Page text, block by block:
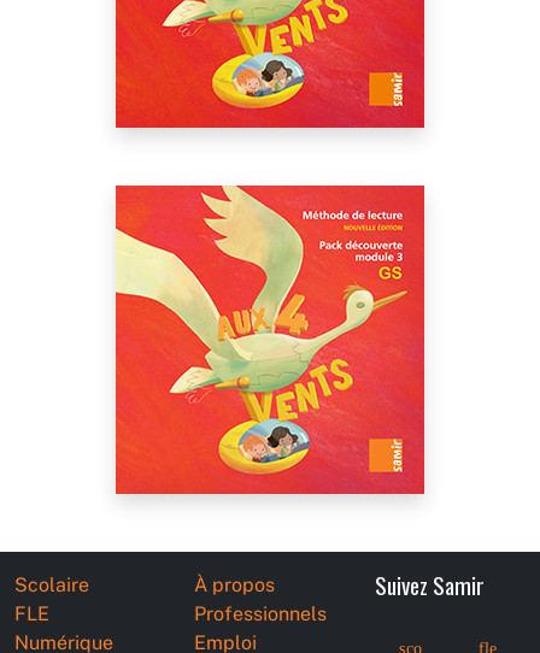
Scolaire
FLE
Numérique
À propos
Professionnels
Emploi
Suivez Samir
sco fle